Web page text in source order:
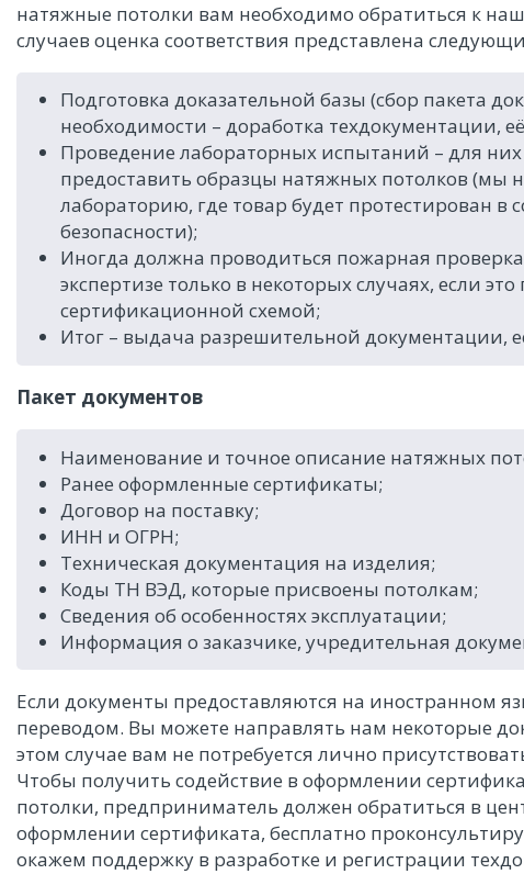
натяжные потолки вам необходимо обратиться к
случаев оценка соответствия представлена
Подготовка доказательной базы (сбор пакета
необходимости – доработка техдокументации,
Проведение лабораторных испытаний – для
предоставить образцы натяжных потолков (мы
лабораторию, где товар будет протестирован
безопасности);
Иногда должна проводиться пожарная
экспертизе только в некоторых случаях, если
сертификационной схемой;
Итог – выдача разрешительной документации,
Пакет документов
Наименование и точное описание натяжных
Ранее оформленные сертификаты;
Договор на поставку;
ИНН и ОГРН;
Техническая документация на изделия;
Коды ТН ВЭД, которые присвоены потолкам;
Сведения об особенностях эксплуатации;
Информация о заказчике, учредительная
Если документы предоставляются на иностранном
переводом. Вы можете направлять нам некоторые
этом случае вам не потребуется лично
Чтобы получить содействие в оформлении
потолки, предприниматель должен обратиться в
оформлении сертификата, бесплатно
окажем поддержку в разработке и регистрации